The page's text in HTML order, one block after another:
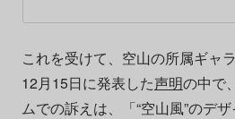
これを受けて、空山の所属ギャ
12月15日に発表した声明の中で
ムでの訴えは、「“空山風”のデ